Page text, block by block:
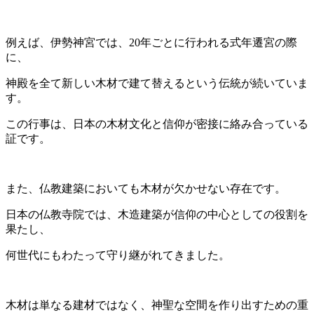
例えば、伊勢神宮では、20年ごとに行われる式年遷宮の際
に、
神殿を全て新しい木材で建て替えるという伝統が続いていま
す。
この行事は、日本の木材文化と信仰が密接に絡み合っている
証です。
また、仏教建築においても木材が欠かせない存在です。
日本の仏教寺院では、木造建築が信仰の中心としての役割を
果たし、
何世代にもわたって守り継がれてきました。
木材は単なる建材ではなく、神聖な空間を作り出すための重